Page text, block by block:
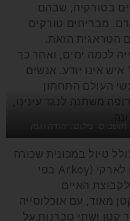
בטורקיה, שבהם
מבריחים טורקים
הטראגית הזאת.
לכמה ימים, ואחר כך
אינו יודע. אנשים
העולם התחתון
משתנה לנגד עינינו,
טיול במכונית שכורה
ברחבי האי היפה, אנו בדרכנו לארקי (Arkoy בפי
האיים
מאוד, עם אוכלוסייה
כפר קטן ושתי טברנות על